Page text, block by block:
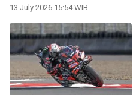
13 July 2026 15:54 WIB